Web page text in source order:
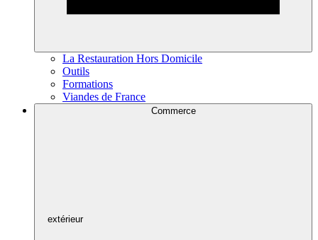
La Restauration Hors Domicile
Outils
Formations
Viandes de France
Commerce
extérieur